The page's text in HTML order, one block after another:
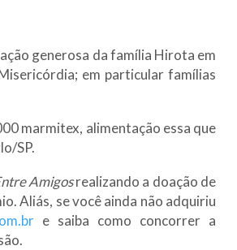
generosa da família Hirota em
em particular famílias
marmitex, alimentação essa que
SP.
Amigosrealizando a doação de
Aliás, se você ainda não adquiriu
e saiba como concorrer a